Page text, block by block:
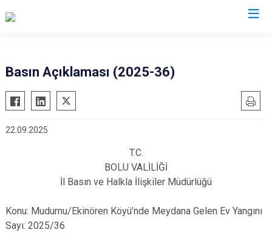
Basın Açıklaması (2025-36)
22.09.2025
T.C.
BOLU VALİLİĞİ
İl Basın ve Halkla İlişkiler Müdürlüğü
Konu: Mudurnu/Ekinören Köyü’nde Meydana Gelen Ev Yangını
Sayı: 2025/36